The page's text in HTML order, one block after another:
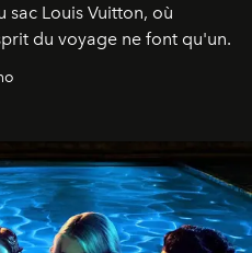
sac Louis Vuitton, où
du voyage ne font qu'un.